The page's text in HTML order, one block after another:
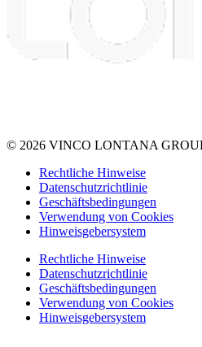
© 2026 VINCO LONTANA
Rechtliche Hinweise
Datenschutzrichtlinie
Geschäftsbedingungen
Verwendung von Cookies
Hinweisgebersystem
Rechtliche Hinweise
Datenschutzrichtlinie
Geschäftsbedingungen
Verwendung von Cookies
Hinweisgebersystem